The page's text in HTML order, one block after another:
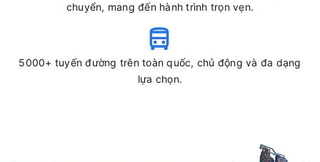
chuyển, mang đến hành trình trọn vẹn.
5000+ tuyến đường trên toàn quốc, chủ động và đa dạng
lựa chọn.